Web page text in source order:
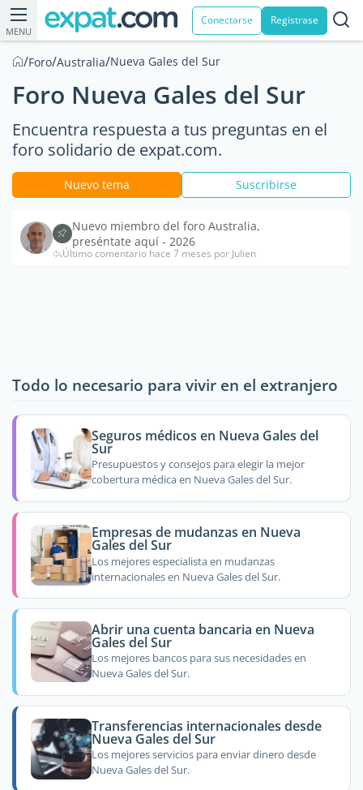
MENU
Conectarse Registrase
/Foro/Australia/Nueva Gales del Sur
Foro Nueva Gales del Sur
Encuentra respuesta a tus preguntas en el
foro solidario de expat.com.
Nuevo tema Suscribirse
Nuevo miembro del foro Australia,
preséntate aquí - 2026
Último comentario hace 7 meses por Julien
Todo lo necesario para vivir en el extranjero
Seguros médicos en Nueva Gales del
Sur
Presupuestos y consejos para elegir la mejor
cobertura médica en Nueva Gales del Sur.
Empresas de mudanzas en Nueva
Gales del Sur
Los mejores especialista en mudanzas
internacionales en Nueva Gales del Sur.
Abrir una cuenta bancaria en Nueva
Gales del Sur
Los mejores bancos para sus necesidades en
Nueva Gales del Sur.
Transferencias internacionales desde
Nueva Gales del Sur
Los mejores servicios para enviar dinero desde
Nueva Gales del Sur.